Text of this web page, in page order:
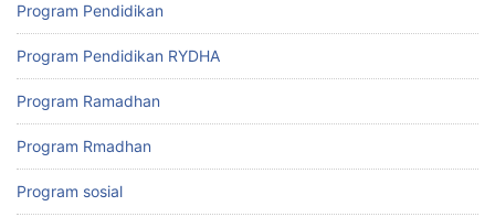
Program Pendidikan
Program Pendidikan RYDHA
Program Ramadhan
Program Rmadhan
Program sosial